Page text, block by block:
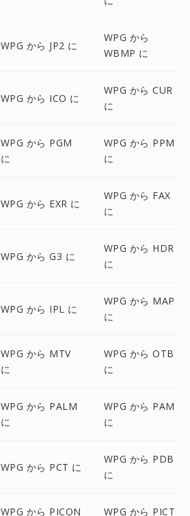
WPG から JP2 に
WPG から
WBMP に
WPG から ICO に
WPG から CUR
に
WPG から PGM
に
WPG から PPM
に
WPG から EXR に
WPG から FAX
に
WPG から G3 に
WPG から HDR
に
WPG から IPL に
WPG から MAP
に
WPG から MTV
に
WPG から OTB
に
WPG から PALM
に
WPG から PAM
に
WPG から PCT に
WPG から PDB
に
WPG から PICON
WPG から PICT